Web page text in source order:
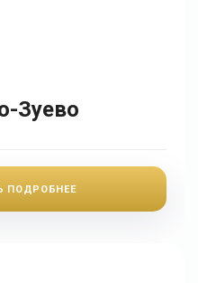
Зуево
ПОДРОБНЕЕ